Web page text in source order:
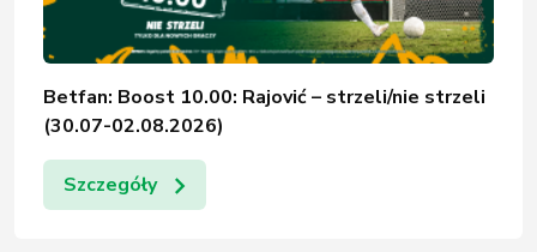
Betfan: Boost 10.00: Rajović – strzeli/nie strzeli
(30.07-02.08.2026)
Szczegóły